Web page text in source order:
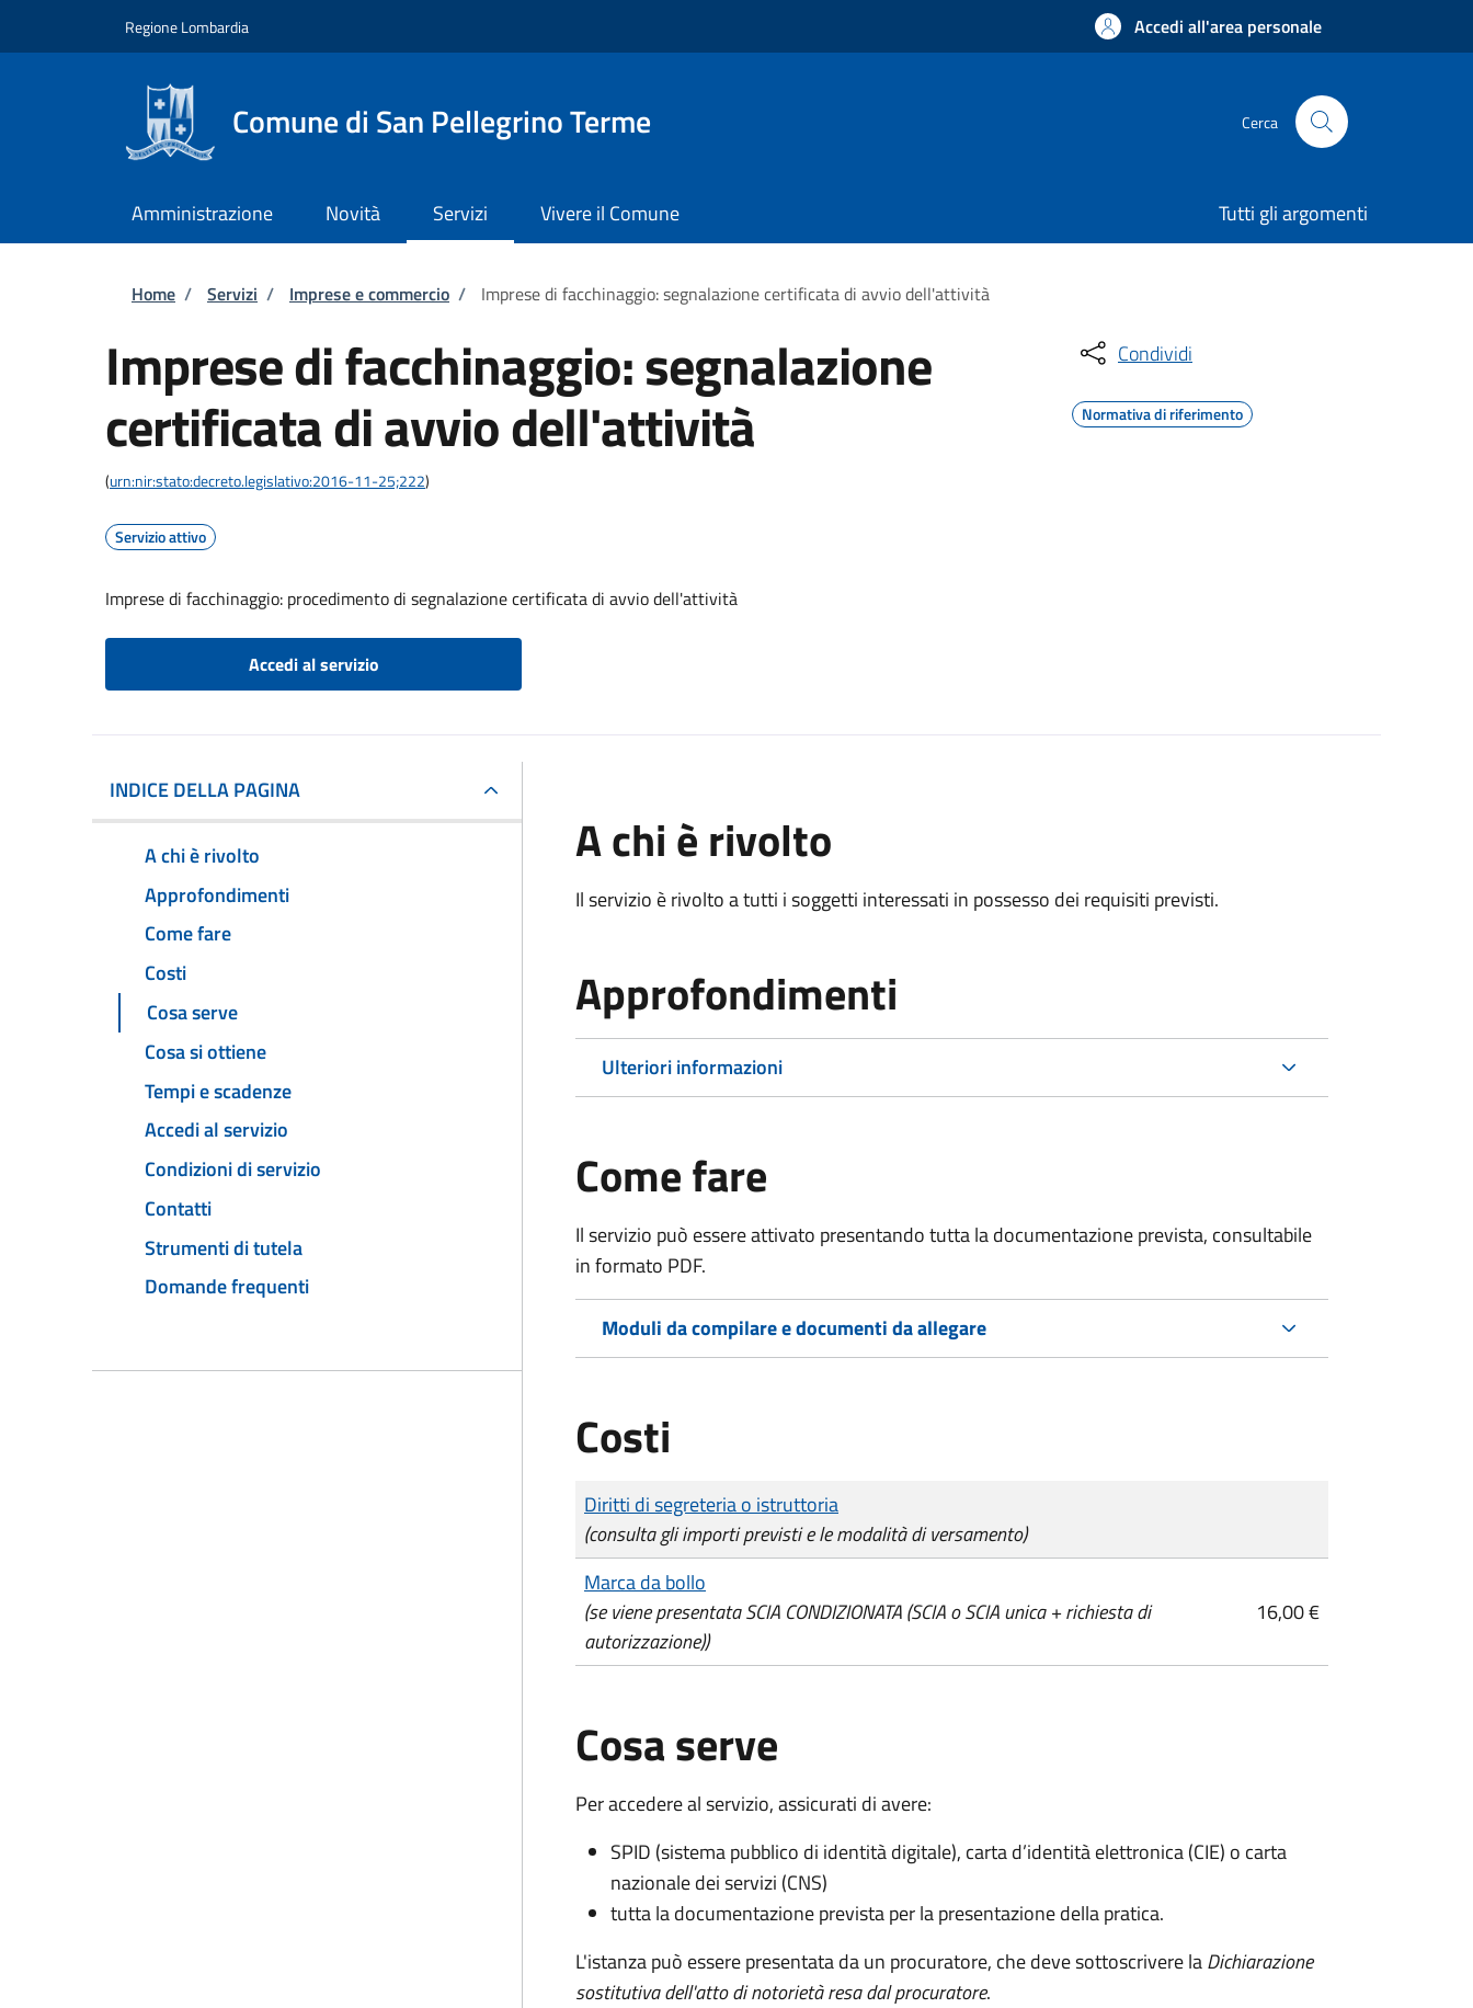
Regione Lombardia Accedi all'area personale
Comune di San Pellegrino Terme Cerca
Amministrazione Novità Servizi Vivere il Comune Tutti gli argomenti
Briciole di pane
Home / Servizi / Imprese e commercio / Imprese di facchinaggio: segnalazione certificata di avvio dell'attività
Imprese di facchinaggio: segnalazione
certificata di avvio dell'attività
(urn:nir:stato:decreto.legislativo:2016-11-25;222)
Servizio attivo
Imprese di facchinaggio: procedimento di segnalazione certificata di avvio dell'attività
Accedi al servizio
Condividi
Normativa di riferimento
INDICE DELLA PAGINA
A chi è rivolto
Approfondimenti
Come fare
Costi
Cosa serve
Cosa si ottiene
Tempi e scadenze
Accedi al servizio
Condizioni di servizio
Contatti
Strumenti di tutela
Domande frequenti
A chi è rivolto
Il servizio è rivolto a tutti i soggetti interessati in possesso dei requisiti previsti.
Approfondimenti
Ulteriori informazioni
Come fare
Il servizio può essere attivato presentando tutta la documentazione prevista, consultabile
in formato PDF.
Moduli da compilare e documenti da allegare
Costi
Tipo di pagamento
Importo
Diritti di segreteria o istruttoria
(consulta gli importi previsti e le modalità di versamento)
Marca da bollo
(se viene presentata SCIA CONDIZIONATA (SCIA o SCIA unica + richiesta di
autorizzazione))
16,00 €
Cosa serve
Per accedere al servizio, assicurati di avere:
SPID (sistema pubblico di identità digitale), carta d’identità elettronica (CIE) o carta
nazionale dei servizi (CNS)
tutta la documentazione prevista per la presentazione della pratica.
L'istanza può essere presentata da un procuratore, che deve sottoscrivere laDichiarazione
sostitutiva dell'atto di notorietà resa dal procuratore.